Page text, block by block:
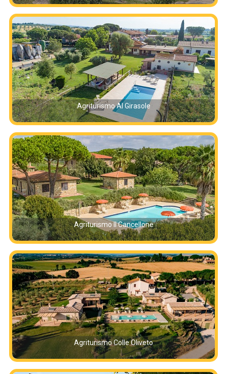
Agriturismo Al Girasole
Agriturismo Il Cancellone
Agriturismo Colle Oliveto